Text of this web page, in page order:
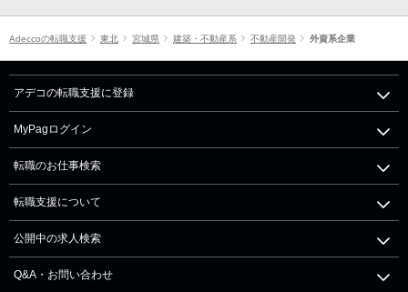
Adeccoの転職支援 東北 宮城県 建築・不動産系 不動産開発 外資系企業
アデコの転職支援に登録
MyPagログイン
転職のお仕事検索
転職支援について
公開中の求人検索
Q&A・お問い合わせ